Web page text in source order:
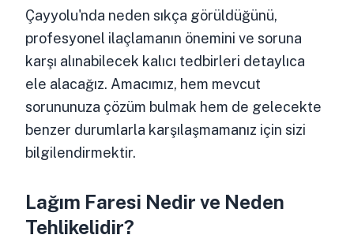
Çayyolu'nda neden sıkça görüldüğünü,
profesyonel ilaçlamanın önemini ve soruna
karşı alınabilecek kalıcı tedbirleri detaylıca
ele alacağız. Amacımız, hem mevcut
sorununuza çözüm bulmak hem de gelecekte
benzer durumlarla karşılaşmamanız için sizi
bilgilendirmektir.
Lağım Faresi Nedir ve Neden
Tehlikelidir?